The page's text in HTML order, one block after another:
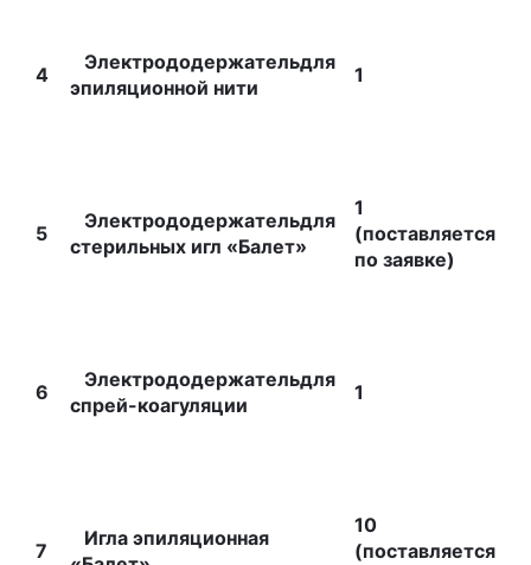
4
Электрододержательдля
эпиляционной нити
1
5
Электрододержательдля
стерильных игл «Балет»
1
(поставляется
по заявке)
6
Электрододержательдля
спрей-коагуляции
1
7
Игла эпиляционная
10
(поставляется